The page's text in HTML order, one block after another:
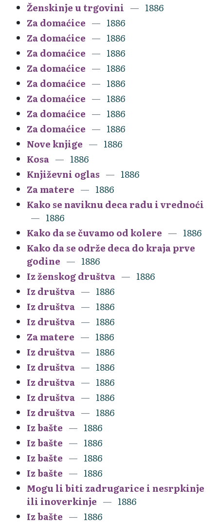
Ženskinje u trgovini
1886
Za domaćice
1886
Za domaćice
1886
Za domaćice
1886
Za domaćice
1886
Za domaćice
1886
Za domaćice
1886
Za domaćice
1886
Za domaćice
1886
Nove knjige
1886
Kosa
1886
Književni oglas
1886
Za matere
1886
Kako se naviknu deca radu i vrednoći
1886
Kako da se čuvamo od kolere
1886
Kako da se održe deca do kraja prve
godine
1886
Iz ženskog društva
1886
Iz društva
1886
Iz društva
1886
Iz društva
1886
Za matere
1886
Iz društva
1886
Iz društva
1886
Iz društva
1886
Iz društva
1886
Iz društva
1886
Iz bašte
1886
Iz bašte
1886
Iz bašte
1886
Iz bašte
1886
Mogu li biti zadrugarice i nesrpkinje
ili inoverkinje
1886
Iz bašte
1886